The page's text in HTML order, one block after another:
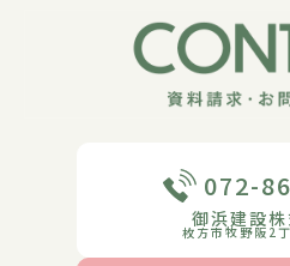
072-
御浜建設
枚方市牧野阪2